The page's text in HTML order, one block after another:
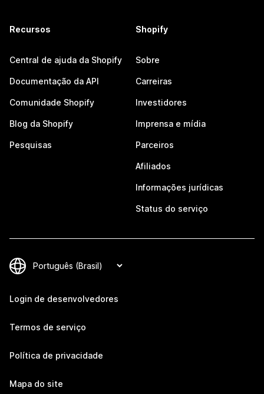
Recursos
Central de ajuda da Shopify
Documentação da API
Comunidade Shopify
Blog da Shopify
Pesquisas
Shopify
Sobre
Carreiras
Investidores
Imprensa e mídia
Parceiros
Afiliados
Informações jurídicas
Status do serviço
Login de desenvolvedores
Termos de serviço
Política de privacidade
Mapa do site